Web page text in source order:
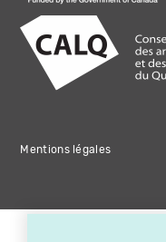
Mentions légales